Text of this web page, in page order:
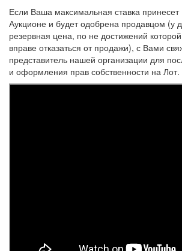
Если Ваша максимальная ставка
Аукционе и будет одобрена продавцом (у
резервная цена, по не достижений
вправе отказаться от продажи), с Вами
представитель нашей организации для
и оформления прав собственности на Лот.